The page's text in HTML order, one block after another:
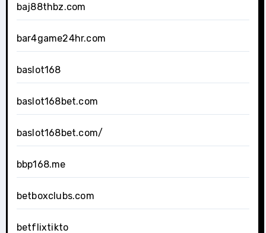
baj88thbz.com
bar4game24hr.com
baslot168
baslot168bet.com
baslot168bet.com/
bbp168.me
betboxclubs.com
betflixtikto